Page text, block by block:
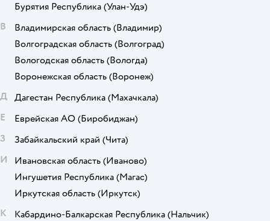
Бурятия Республика (Улан-Удэ)
В
Владимирская область (Владимир)
Волгоградская область (Волгоград)
Вологодская область (Вологда)
Воронежская область (Воронеж)
Д Дагестан Республика (Махачкала)
Е
Еврейская АО (Биробиджан)
З
Забайкальский край (Чита)
И
Ивановская область (Иваново)
Ингушетия Республика (Магас)
Иркутская область (Иркутск)
К
Кабардино-Балкарская Республика (Нальчик)